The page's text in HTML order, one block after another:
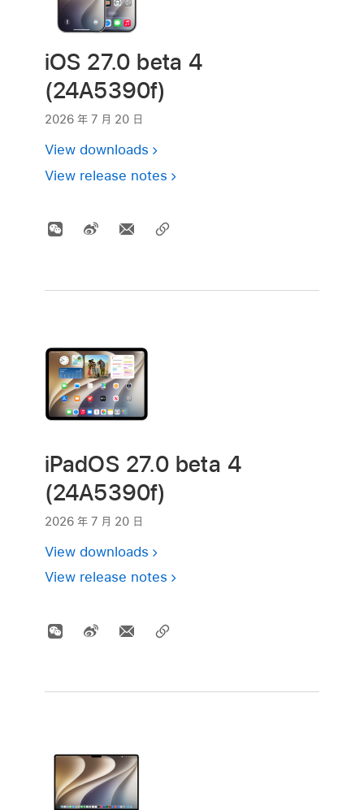
iOS 27.0 beta 4
(24A5390f)
2026 年 7 月 20 日
View downloads
View release notes
iPadOS 27.0 beta 4
(24A5390f)
2026 年 7 月 20 日
View downloads
View release notes